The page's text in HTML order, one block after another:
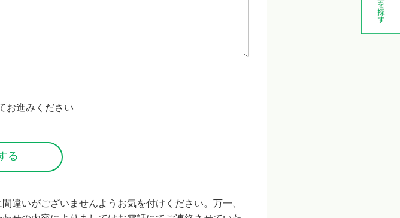
お進みください
違いがございませんようお気を付けください。万一、